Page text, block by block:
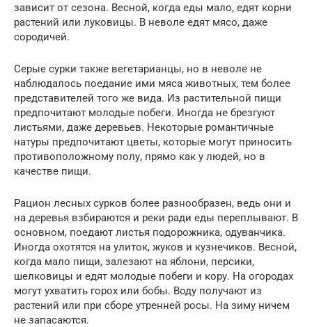
зависит от сезона. Весной, когда еды мало, едят корни
растений или луковицы. В неволе едят мясо, даже
сородичей.
Серые сурки также вегетарианцы, но в неволе не
наблюдалось поедание ими мяса животных, тем более
представителей того же вида. Из растительной пищи
предпочитают молодые побеги. Иногда не брезгуют
листьями, даже деревьев. Некоторые романтичные
натуры предпочитают цветы, которые могут приносить
противоположному полу, прямо как у людей, но в
качестве пищи.
Рацион лесных сурков более разнообразен, ведь они и
на деревья взбираются и реки ради еды переплывают. В
основном, поедают листья подорожника, одуванчика.
Иногда охотятся на улиток, жуков и кузнечиков. Весной,
когда мало пищи, залезают на яблони, персики,
шелковицы и едят молодые побеги и кору. На огородах
могут ухватить горох или бобы. Воду получают из
растений или при сборе утренней росы. На зиму ничем
не запасаются.